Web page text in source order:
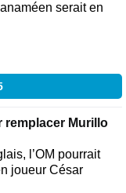
serait en
remplacer Murillo
l’OM pourrait
joueur César